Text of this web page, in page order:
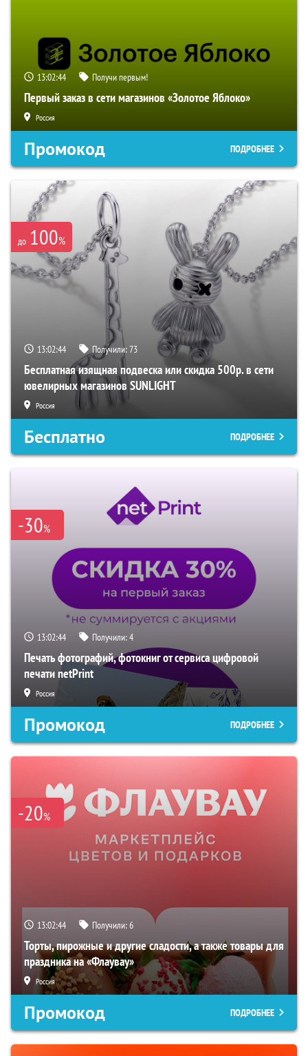
13:02:43 Получи первым!
Первый заказ в сети магазинов «Золотое Яблоко»
Россия
Промокод ПОДРОБНЕЕ
до 100%
13:02:43 Получили:73
Бесплатная изящная подвеска или скидка 500р. в сети
ювелирных магазинов SUNLIGHT
Россия
Бесплатно ПОДРОБНЕЕ
-30%
13:02:43 Получили:4
Печать фотографий, фотокниг от сервиса цифровой
печати netPrint
Россия
Промокод ПОДРОБНЕЕ
-20%
13:02:43 Получили:6
Торты, пирожные и другие сладости, а также товары для
праздника на «Флаувау»
Россия
Промокод ПОДРОБНЕЕ